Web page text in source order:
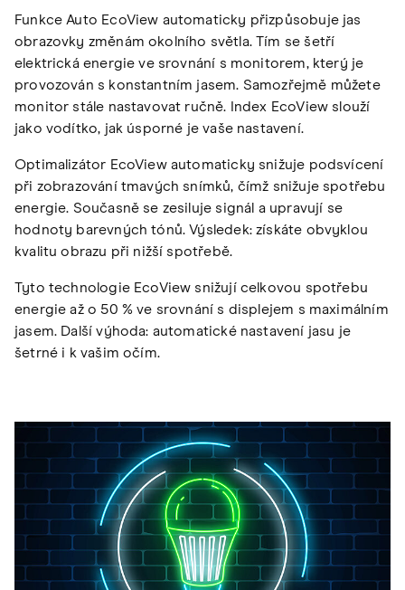
Funkce Auto EcoView automaticky přizpůsobuje jas
obrazovky změnám okolního světla. Tím se šetří
elektrická energie ve srovnání s monitorem, který je
provozován s konstantním jasem. Samozřejmě můžete
monitor stále nastavovat ručně. Index EcoView slouží
jako vodítko, jak úsporné je vaše nastavení.
Optimalizátor EcoView automaticky snižuje podsvícení
při zobrazování tmavých snímků, čímž snižuje spotřebu
energie. Současně se zesiluje signál a upravují se
hodnoty barevných tónů. Výsledek: získáte obvyklou
kvalitu obrazu při nižší spotřebě.
Tyto technologie EcoView snižují celkovou spotřebu
energie až o 50 % ve srovnání s displejem s maximálním
jasem. Další výhoda: automatické nastavení jasu je
šetrné i k vašim očím.